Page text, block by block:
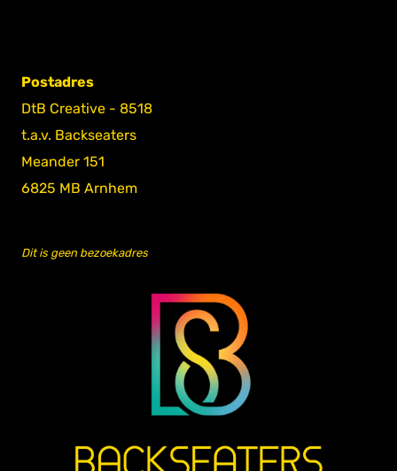
Postadres
DtB Creative - 8518
t.a.v. Backseaters
Meander 151
6825 MB Arnhem
Dit is geen bezoekadres